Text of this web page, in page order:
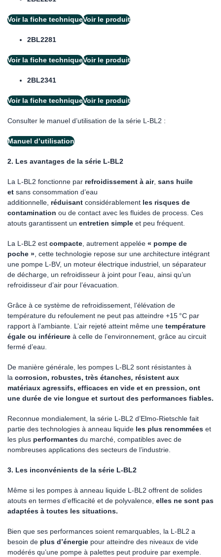
Voir la fiche techniqueVoir le produit
2BL2281
Voir la fiche techniqueVoir le produit
2BL2341
Voir la fiche techniqueVoir le produit
Consulter le manuel d’utilisation de la série L-BL2 :
Manuel d’utilisation
2. Les avantages de la série L-BL2
La L-BL2 fonctionne par refroidissement à air, sans huile
et sans consommation d’eau
additionnelle, réduisant considérablement les risques de
contamination ou de contact avec les fluides de process. Ces
atouts garantissent un entretien simple et peu fréquent.
La L-BL2 est compacte , autrement appelée « pompe de
poche » , cette technologie repose sur une architecture intégrant
une pompe L-BV, un moteur électrique industriel, un séparateur
de décharge, un refroidisseur à joint pour l’eau, ainsi qu’un
refroidisseur d’air pour l’évacuation.
Grâce à ce système de refroidissement, l’élévation de
température du refoulement ne peut pas atteindre +15 °C par
rapport à l’ambiante. L’air rejeté atteint même une température
égale ou inférieure à celle de l’environnement, grâce au circuit
fermé d’eau.
De manière générale, les pompes L-BL2 sont résistantes à
la corrosion, robustes, très étanches, résistent aux
matériaux agressifs, efficaces en vide et en pression, ont
une durée de vie longue et surtout des performances fiables.
Reconnue mondialement, la série L-BL2 d’Elmo-Rietschle fait
partie des technologies à anneau liquide les plus renommées et
les plus performantes du marché, compatibles avec de
nombreuses applications des secteurs de l’industrie.
3. Les inconvénients de la série L-BL2
Même si les pompes à anneau liquide L-BL2 offrent de solides
atouts en termes d’efficacité et de polyvalence, elles ne sont pas
adaptées à toutes les situations.
Bien que ses performances soient remarquables, la L-BL2 a
besoin de plus d’énergie pour atteindre des niveaux de vide
modérés qu’une pompe à palettes peut produire par exemple.